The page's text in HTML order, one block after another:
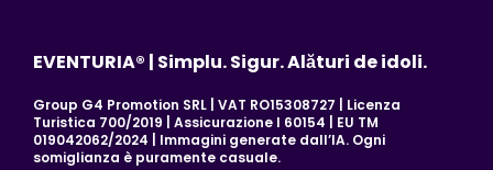
EVENTURIA® | Simplu. Sigur. Alături de idoli.
Group G4 Promotion SRL | VAT RO15308727 | Licenza
Turistica 700/2019 | Assicurazione I 60154 | EU TM
019042062/2024 | Immagini generate dall’IA. Ogni
somiglianza è puramente casuale.